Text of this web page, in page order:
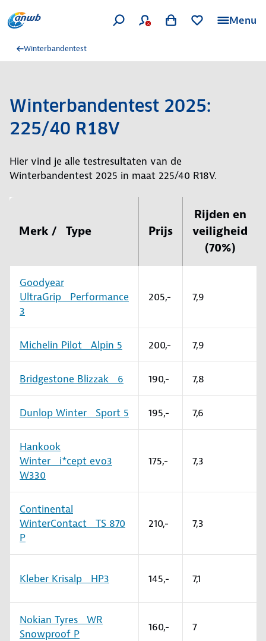
Menu
Winterbandentest
Winterbandentest 2025:
225/40 R18V
Hier vind je alle testresultaten van de
Winterbandentest 2025 in maat 225/40 R18V.
Merk / Type Prijs
Rijden en
veiligheid
(70%)
Goodyear
UltraGrip Performance
3
205,- 7,9
Michelin Pilot Alpin 5 200,- 7,9
Bridgestone Blizzak 6 190,- 7,8
Dunlop Winter Sport 5 195,- 7,6
Hankook
Winter i*cept evo3
W330
175,- 7,3
Continental
WinterContact TS 870
P
210,- 7,3
Kleber Krisalp HP3 145,- 7,1
Nokian Tyres WR
Snowproof P
160,- 7